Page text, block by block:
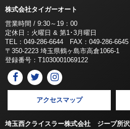
株式会社タイガーオート
営業時間 / 9:30～19：00
定休日：火曜日 & 第1･3月曜日
TEL：049-286-6644 FAX：049-286-6645
〒350-2223 埼玉県鶴ヶ島市高倉1066-1
登録番号：T1030001069122
アクセスマップ
埼玉西クライスラー株式会社 ジープ所沢